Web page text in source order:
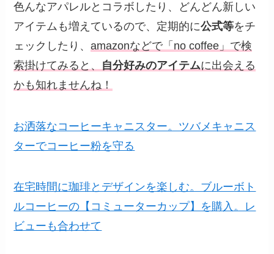
色んなアパレルとコラボしたり、どんどん新しい
アイテムも増えているので、定期的に公式等をチ
ェックしたり、amazonなどで「no coffee」で検
索掛けてみると、 自分好みのアイテムに出会える
かも知れませんね！
お洒落なコーヒーキャニスター。ツバメキャニス
ターでコーヒー粉を守る
在宅時間に珈琲とデザインを楽しむ。ブルーボト
ルコーヒーの【コミューターカップ】を購入。レ
ビューも合わせて